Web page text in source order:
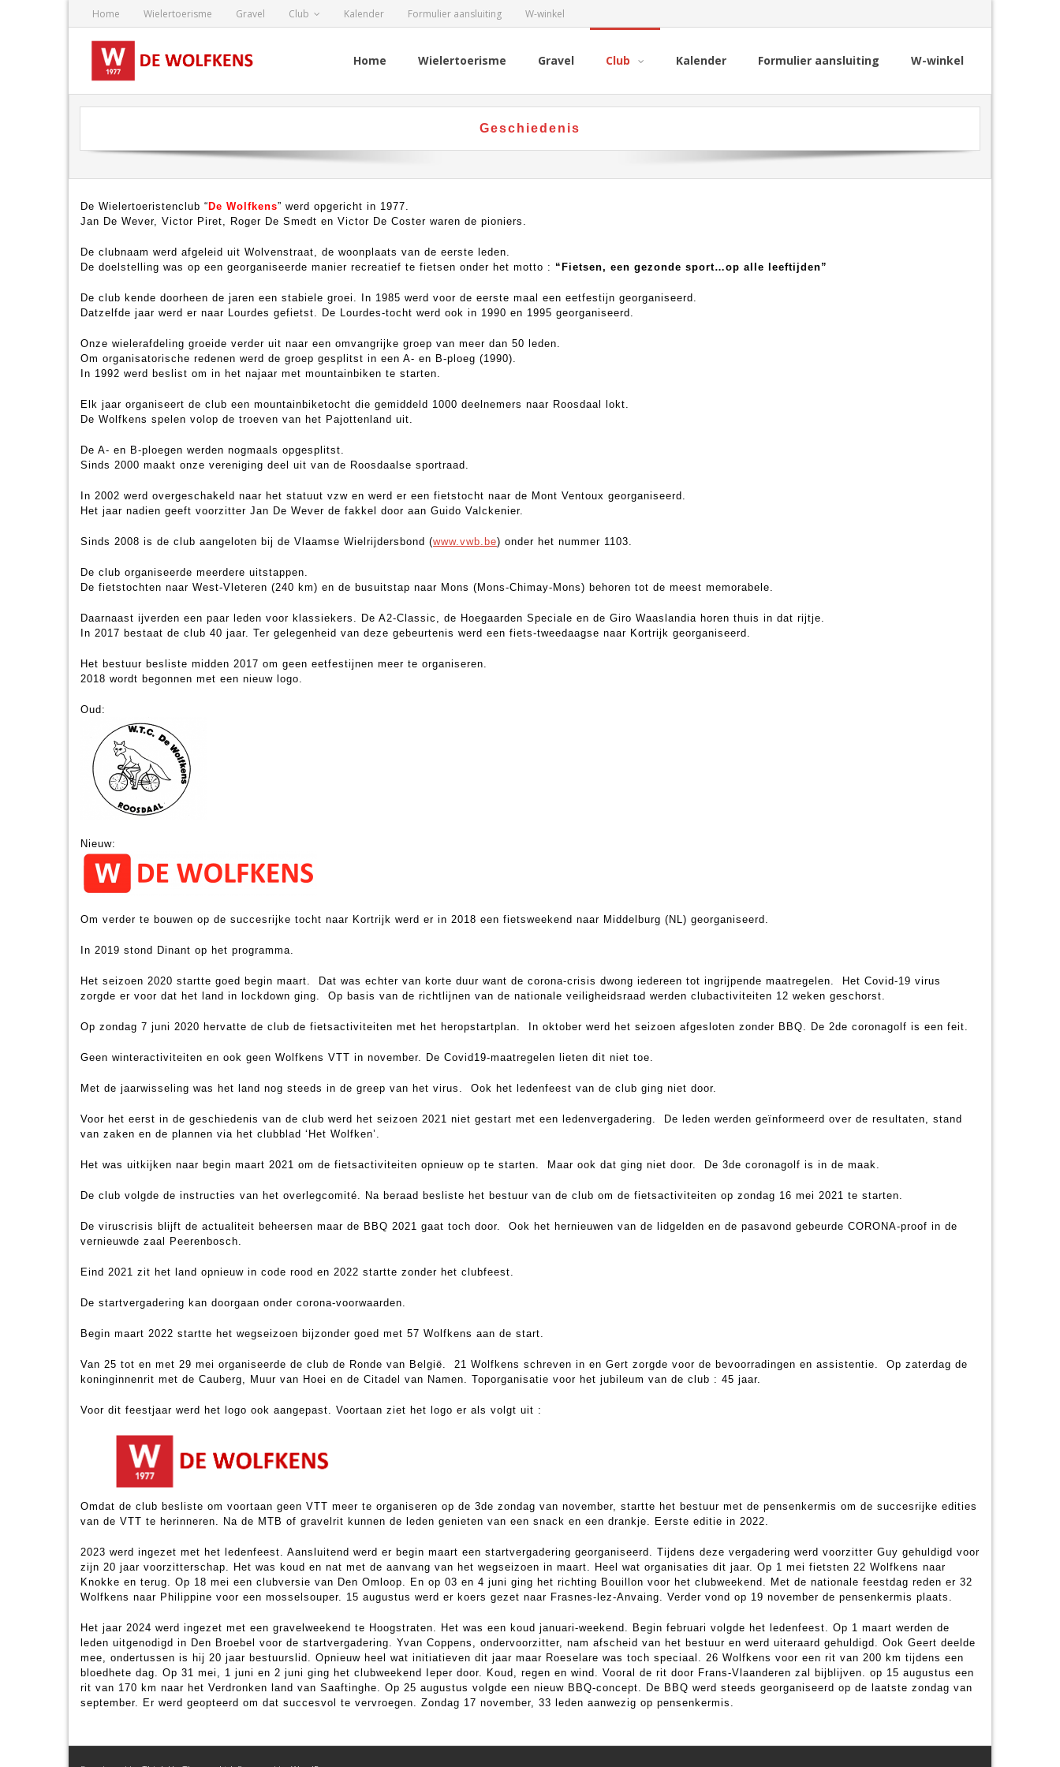
content
Home Wielertoerisme Gravel Club Kalender Formulier aansluiting W-winkel
Home Wielertoerisme Gravel Club Kalender Formulier aansluiting W-winkel
Geschiedenis
De Wielertoeristenclub “ De Wolfkens” werd opgericht in 1977.
Jan De Wever, Victor Piret, Roger De Smedt en Victor De Coster waren de pioniers.
De clubnaam werd afgeleid uit Wolvenstraat, de woonplaats van de eerste leden.
De doelstelling was op een georganiseerde manier recreatief te fietsen onder het motto : “Fietsen, een gezonde sport…op alle leeftijden”
De club kende doorheen de jaren een stabiele groei. In 1985 werd voor de eerste maal een eetfestijn georganiseerd.
Datzelfde jaar werd er naar Lourdes gefietst. De Lourdes-tocht werd ook in 1990 en 1995 georganiseerd.
Onze wielerafdeling groeide verder uit naar een omvangrijke groep van meer dan 50 leden.
Om organisatorische redenen werd de groep gesplitst in een A- en B-ploeg (1990).
In 1992 werd beslist om in het najaar met mountainbiken te starten.
Elk jaar organiseert de club een mountainbiketocht die gemiddeld 1000 deelnemers naar Roosdaal lokt.
De Wolfkens spelen volop de troeven van het Pajottenland uit.
De A- en B-ploegen werden nogmaals opgesplitst.
Sinds 2000 maakt onze vereniging deel uit van de Roosdaalse sportraad.
In 2002 werd overgeschakeld naar het statuut vzw en werd er een fietstocht naar de Mont Ventoux georganiseerd.
Het jaar nadien geeft voorzitter Jan De Wever de fakkel door aan Guido Valckenier.
Sinds 2008 is de club aangeloten bij de Vlaamse Wielrijdersbond (www.vwb.be) onder het nummer 1103.
De club organiseerde meerdere uitstappen.
De fietstochten naar West-Vleteren (240 km) en de busuitstap naar Mons (Mons-Chimay-Mons) behoren tot de meest memorabele.
Daarnaast ijverden een paar leden voor klassiekers. De A2-Classic, de Hoegaarden Speciale en de Giro Waaslandia horen thuis in dat rijtje.
In 2017 bestaat de club 40 jaar. Ter gelegenheid van deze gebeurtenis werd een fiets-tweedaagse naar Kortrijk georganiseerd.
Het bestuur besliste midden 2017 om geen eetfestijnen meer te organiseren.
2018 wordt begonnen met een nieuw logo.
Oud:
Nieuw:
Om verder te bouwen op de succesrijke tocht naar Kortrijk werd er in 2018 een fietsweekend naar Middelburg (NL) georganiseerd.
In 2019 stond Dinant op het programma.
Het seizoen 2020 startte goed begin maart. Dat was echter van korte duur want de corona-crisis dwong iedereen tot ingrijpende maatregelen. Het Covid-19 virus
zorgde er voor dat het land in lockdown ging. Op basis van de richtlijnen van de nationale veiligheidsraad werden clubactiviteiten 12 weken geschorst.
Op zondag 7 juni 2020 hervatte de club de fietsactiviteiten met het heropstartplan. In oktober werd het seizoen afgesloten zonder BBQ. De 2de coronagolf is een feit.
Geen winteractiviteiten en ook geen Wolfkens VTT in november. De Covid19-maatregelen lieten dit niet toe.
Met de jaarwisseling was het land nog steeds in de greep van het virus. Ook het ledenfeest van de club ging niet door.
Voor het eerst in de geschiedenis van de club werd het seizoen 2021 niet gestart met een ledenvergadering. De leden werden geïnformeerd over de resultaten, stand
van zaken en de plannen via het clubblad ‘Het Wolfken’.
Het was uitkijken naar begin maart 2021 om de fietsactiviteiten opnieuw op te starten. Maar ook dat ging niet door. De 3de coronagolf is in de maak.
De club volgde de instructies van het overlegcomité. Na beraad besliste het bestuur van de club om de fietsactiviteiten op zondag 16 mei 2021 te starten.
De viruscrisis blijft de actualiteit beheersen maar de BBQ 2021 gaat toch door. Ook het hernieuwen van de lidgelden en de pasavond gebeurde CORONA-proof in de
vernieuwde zaal Peerenbosch.
Eind 2021 zit het land opnieuw in code rood en 2022 startte zonder het clubfeest.
De startvergadering kan doorgaan onder corona-voorwaarden.
Begin maart 2022 startte het wegseizoen bijzonder goed met 57 Wolfkens aan de start.
Van 25 tot en met 29 mei organiseerde de club de Ronde van België. 21 Wolfkens schreven in en Gert zorgde voor de bevoorradingen en assistentie. Op zaterdag de
koninginnenrit met de Cauberg, Muur van Hoei en de Citadel van Namen. Toporganisatie voor het jubileum van de club : 45 jaar.
Voor dit feestjaar werd het logo ook aangepast. Voortaan ziet het logo er als volgt uit :
Omdat de club besliste om voortaan geen VTT meer te organiseren op de 3de zondag van november, startte het bestuur met de pensenkermis om de succesrijke edities
van de VTT te herinneren. Na de MTB of gravelrit kunnen de leden genieten van een snack en een drankje. Eerste editie in 2022.
2023 werd ingezet met het ledenfeest. Aansluitend werd er begin maart een startvergadering georganiseerd. Tijdens deze vergadering werd voorzitter Guy gehuldigd voor
zijn 20 jaar voorzitterschap. Het was koud en nat met de aanvang van het wegseizoen in maart. Heel wat organisaties dit jaar. Op 1 mei fietsten 22 Wolfkens naar
Knokke en terug. Op 18 mei een clubversie van Den Omloop. En op 03 en 4 juni ging het richting Bouillon voor het clubweekend. Met de nationale feestdag reden er 32
Wolfkens naar Philippine voor een mosselsouper. 15 augustus werd er koers gezet naar Frasnes-lez-Anvaing. Verder vond op 19 november de pensenkermis plaats.
Het jaar 2024 werd ingezet met een gravelweekend te Hoogstraten. Het was een koud januari-weekend. Begin februari volgde het ledenfeest. Op 1 maart werden de
leden uitgenodigd in Den Broebel voor de startvergadering. Yvan Coppens, ondervoorzitter, nam afscheid van het bestuur en werd uiteraard gehuldigd. Ook Geert deelde
mee, ondertussen is hij 20 jaar bestuurslid. Opnieuw heel wat initiatieven dit jaar maar Roeselare was toch speciaal. 26 Wolfkens voor een rit van 200 km tijdens een
bloedhete dag. Op 31 mei, 1 juni en 2 juni ging het clubweekend Ieper door. Koud, regen en wind. Vooral de rit door Frans-Vlaanderen zal bijblijven. op 15 augustus een
rit van 170 km naar het Verdronken land van Saaftinghe. Op 25 augustus volgde een nieuw BBQ-concept. De BBQ werd steeds georganiseerd op de laatste zondag van
september. Er werd geopteerd om dat succesvol te vervroegen. Zondag 17 november, 33 leden aanwezig op pensenkermis.